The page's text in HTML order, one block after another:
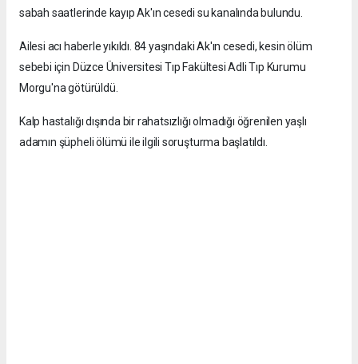
sabah saatlerinde kayıp Ak'ın cesedi su kanalında bulundu.
Ailesi acı haberle yıkıldı. 84 yaşındaki Ak'ın cesedi, kesin ölüm
sebebi için Düzce Üniversitesi Tıp Fakültesi Adli Tıp Kurumu
Morgu'na götürüldü.
Kalp hastalığı dışında bir rahatsızlığı olmadığı öğrenilen yaşlı
adamın şüpheli ölümü ile ilgili soruşturma başlatıldı.